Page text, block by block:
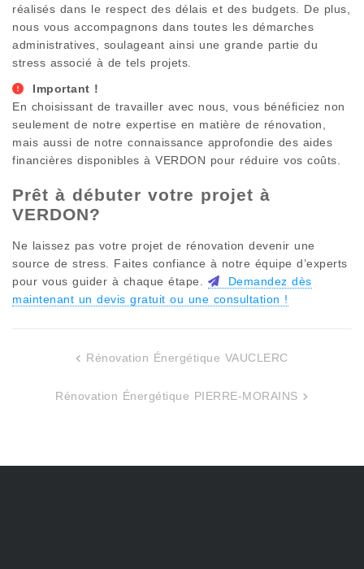
réalisés dans le respect des délais et des budgets. De plus,
nous vous accompagnons dans toutes les démarches
administratives, soulageant ainsi une grande partie du
stress associé à de tels projets.
Important !
En choisissant de travailler avec nous, vous bénéficiez non
seulement de notre expertise en matière de rénovation,
mais aussi de notre connaissance approfondie des aides
financières disponibles à VERDON pour réduire vos coûts.
Prêt à débuter votre projet à
VERDON?
Ne laissez pas votre projet de rénovation devenir une
source de stress. Faites confiance à notre équipe d’experts
pour vous guider à chaque étape.
Demandez dès
maintenant un devis gratuit ou une consultation !
Rénovation Énergétique VAUCLERC
Rénovation Énergétique PIERRE-MORAINS